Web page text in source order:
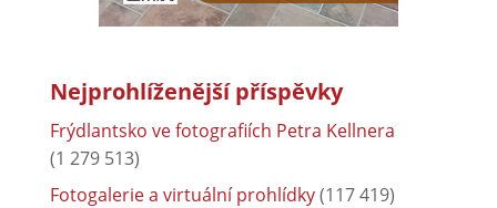
Nejprohlíženější příspěvky
Frýdlantsko ve fotografiích Petra Kellnera
(1 279 513)
Fotogalerie a virtuální prohlídky(117 419)